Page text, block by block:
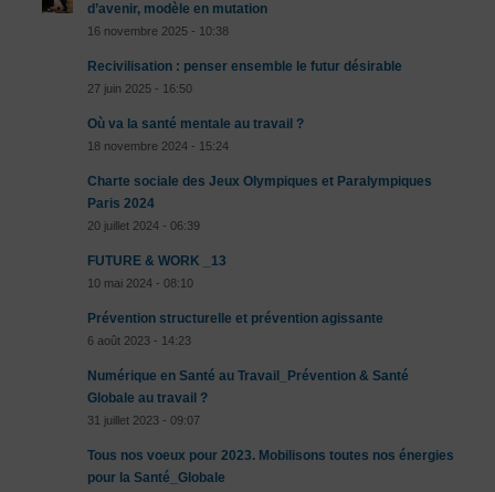
d’avenir, modèle en mutation
16 novembre 2025 - 10:38
Recivilisation : penser ensemble le futur désirable
27 juin 2025 - 16:50
Où va la santé mentale au travail ?
18 novembre 2024 - 15:24
Charte sociale des Jeux Olympiques et Paralympiques
Paris 2024
20 juillet 2024 - 06:39
FUTURE & WORK _13
10 mai 2024 - 08:10
Prévention structurelle et prévention agissante
6 août 2023 - 14:23
Numérique en Santé au Travail_Prévention & Santé
Globale au travail ?
31 juillet 2023 - 09:07
Tous nos voeux pour 2023. Mobilisons toutes nos énergies
pour la Santé_Globale